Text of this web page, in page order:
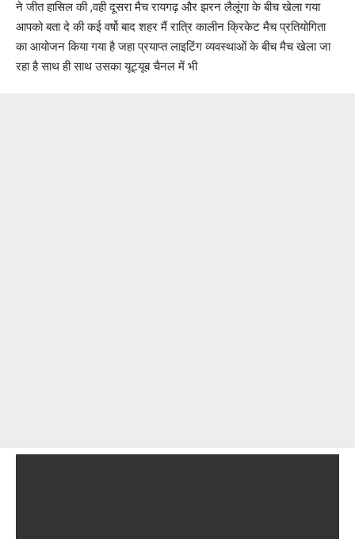
ने जीत हासिल की ,वही दूसरा मैच रायगढ़ और झरन लैलूंगा के बीच खेला गया
आपको बता दे की कई वर्षो बाद शहर मैं रात्रि कालीन क्रिकेट मैच प्रतियोगिता
का आयोजन किया गया है जहा प्रयाप्त लाइटिंग व्यवस्थाओं के बीच मैच खेला जा
रहा है साथ ही साथ उसका यूट्यूब चैनल में भी